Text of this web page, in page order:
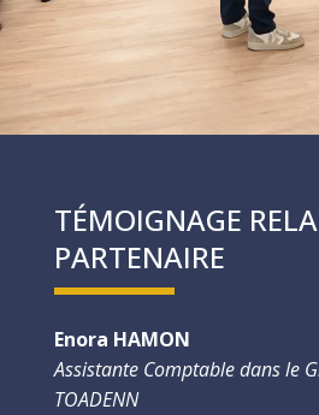
TÉMOIGNAGE
PARTENAIRE
Enora HAMON
Assistante Comptable dans le
TOADENN